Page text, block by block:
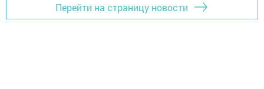
Перейти на страницу новости